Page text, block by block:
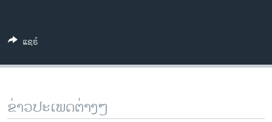
ພາສາຕ່າງໆ
ແຊຣ໌
ຂ່າວປະເພດຕ່າງໆ